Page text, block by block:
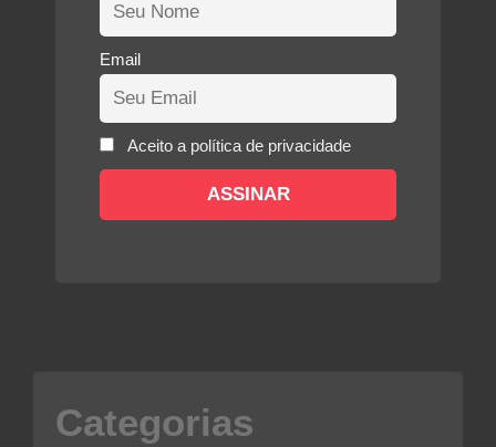
Email
Aceito a política de privacidade
Categorias